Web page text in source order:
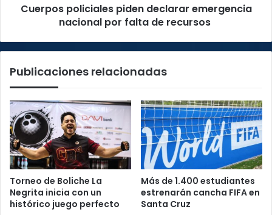
recursos
Cuerpos policiales piden declarar emergencia
nacional por falta de recursos
Publicaciones relacionadas
Torneo de Boliche La
Negrita inicia con un
histórico juego perfecto
Más de 1.400 estudiantes
estrenarán cancha FIFA en
Santa Cruz